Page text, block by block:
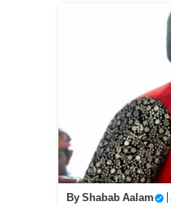
ByShabab Aalam